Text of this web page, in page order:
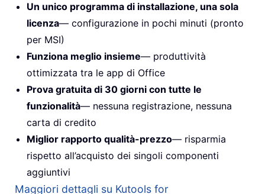
Un unico programma di installazione, una sola
licenza— configurazione in pochi minuti (pronto
per MSI)
Funziona meglio insieme— produttività
ottimizzata tra le app di Office
Prova gratuita di 30 giorni con tutte le
funzionalità— nessuna registrazione, nessuna
carta di credito
Miglior rapporto qualità-prezzo— risparmia
rispetto all’acquisto dei singoli componenti
aggiuntivi
Maggiori dettagli su Kutools for